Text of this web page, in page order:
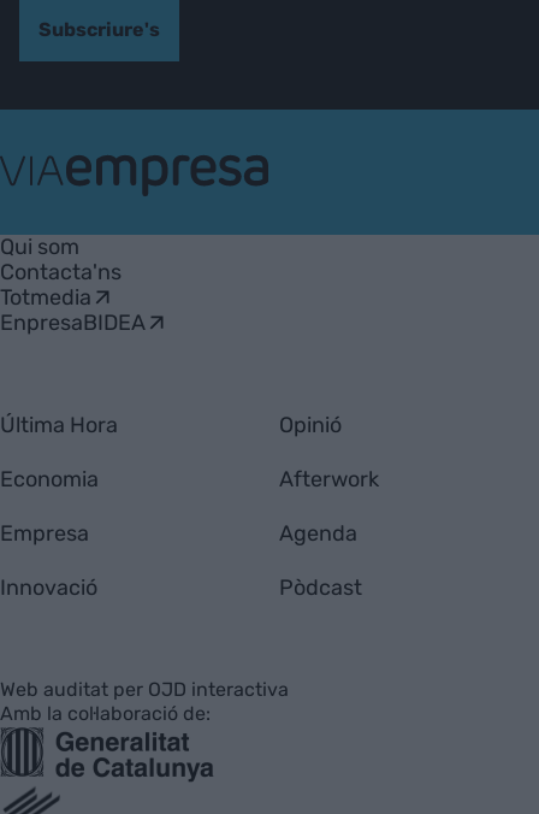
Subscriure's
Empresa
Qui som
Contacta'ns
Totmedia
EnpresaBIDEA
Última Hora
Economia
Empresa
Innovació
Opinió
Afterwork
Agenda
Pòdcast
Web auditat per OJD interactiva
Amb la col·laboració de: